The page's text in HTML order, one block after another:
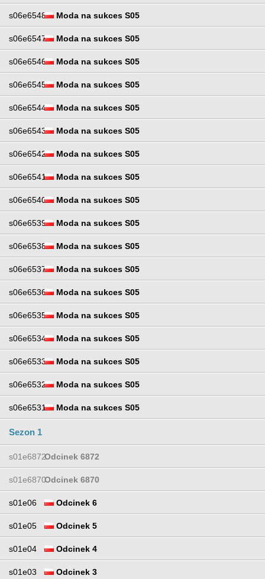
s06e6548 Moda na sukces S05
s06e6547 Moda na sukces S05
s06e6546 Moda na sukces S05
s06e6545 Moda na sukces S05
s06e6544 Moda na sukces S05
s06e6543 Moda na sukces S05
s06e6542 Moda na sukces S05
s06e6541 Moda na sukces S05
s06e6540 Moda na sukces S05
s06e6539 Moda na sukces S05
s06e6538 Moda na sukces S05
s06e6537 Moda na sukces S05
s06e6536 Moda na sukces S05
s06e6535 Moda na sukces S05
s06e6534 Moda na sukces S05
s06e6533 Moda na sukces S05
s06e6532 Moda na sukces S05
s06e6531 Moda na sukces S05
Sezon 1
s01e6872Odcinek 6872
s01e6870Odcinek 6870
s01e06 Odcinek 6
s01e05 Odcinek 5
s01e04 Odcinek 4
s01e03 Odcinek 3